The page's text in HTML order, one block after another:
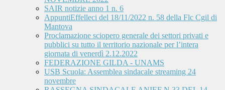
SAIR notizie anno 1 n. 6
AppuntiEffelleci del 18/11/2022 n. 58 della Flc Cgil di
Mantova
Proclamazione sciopero generale dei settori privati e
pubblici su tutto il territorio nazionale per l’intera
giornata di venerdì 2.12.2022
FEDERAZIONE GILDA - UNAMS
USB Scuola: Assemblea sindacale streaming 24
novembre